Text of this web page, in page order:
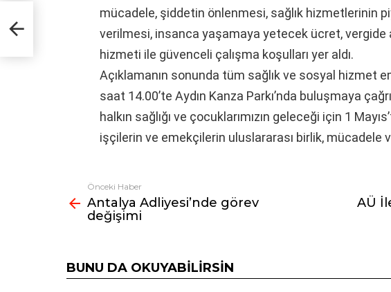
mücadele, şiddetin önlenmesi, sağlık hizmetlerinin
verilmesi, insanca yaşamaya yetecek ücret, vergide
hizmeti ile güvenceli çalışma koşulları yer aldı.
Açıklamanın sonunda tüm sağlık ve sosyal hizmet
saat 14.00’te Aydın Kanza Parkı’nda buluşmaya
halkın sağlığı ve çocuklarımızın geleceği için 1
işçilerin ve emekçilerin uluslararası birlik, mücadele
Fazlasına
bak
Önceki Haber
Antalya Adliyesi’nde görev
değişimi
AÜ
BUNU DA OKUYABILIRSIN